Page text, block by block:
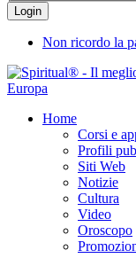
Non ricordo la
Home
Corsi e
Profili
Siti Web
Notizie
Cultura
Video
Oroscopo